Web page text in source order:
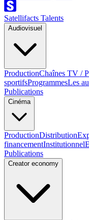
Satellifacts Talents
Audiovisuel
ProductionChaînes TV /
sportifsProgrammesLes
Publications
Cinéma
ProductionDistribution
financementInstitutionnel
Publications
Creator economy